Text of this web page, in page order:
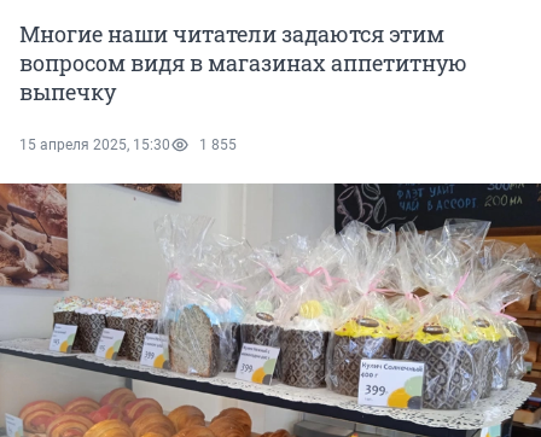
Многие наши читатели задаются этим
вопросом видя в магазинах аппетитную
выпечку
15 апреля 2025, 15:30 1 855